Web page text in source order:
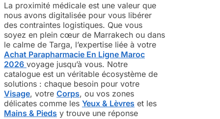
La proximité médicale est une valeur que
nous avons digitalisée pour vous libérer
des contraintes logistiques. Que vous
soyez en plein cœur de Marrakech ou dans
le calme de Targa, l’expertise liée à votre
Achat Parapharmacie En Ligne Maroc
2026 voyage jusqu’à vous. Notre
catalogue est un véritable écosystème de
solutions : chaque besoin pour votre
Visage, votre Corps, ou vos zones
délicates comme les Yeux & Lèvres et les
Mains & Pieds y trouve une réponse